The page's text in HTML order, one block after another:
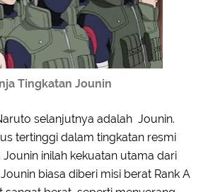
Tingkatan Jounin
selanjutnya adalah Jounin.
tertinggi dalam tingkatan resmi
Jounin inilah kekuatan utama dari
biasa diberi misi berat Rank A